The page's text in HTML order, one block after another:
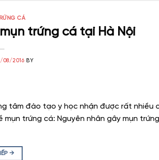
CÁ
trứng cá tại Hà Nội
08/2016 BY
tâm đào tạo y học nhận được rất nhiều
trứng cá: Nguyên nhân gây mụn
→